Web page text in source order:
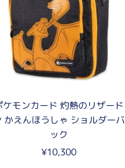
ケモンカード 灼熱のリザード
かえんほうしゃ ショルダーバ
ック
セ
¥10,300